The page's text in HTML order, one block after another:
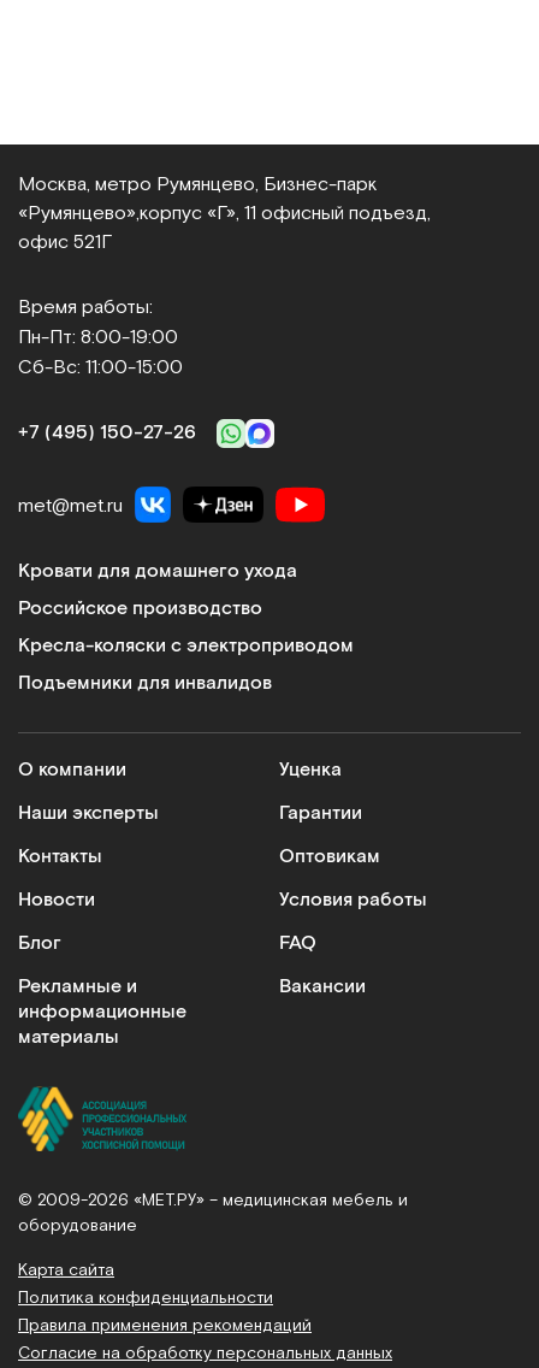
Москва, метро Румянцево, Бизнес‑парк
«Румянцево», корпус «Г», 11 офисный подъезд,
офис 521Г
Время работы:
Пн-Пт: 8:00-19:00
Сб-Вс: 11:00-15:00
+7 (495) 150‑27‑26
met@met.ru
Кровати для домашнего ухода
Российское производство
Кресла-коляски с электроприводом
Подъемники для инвалидов
О компании
Наши эксперты
Контакты
Новости
Блог
Рекламные и
информационные
материалы
Уценка
Гарантии
Оптовикам
Условия работы
FAQ
Вакансии
© 2009-2026 «МЕТ.РУ» – медицинская мебель и
оборудование
Карта сайта
Политика конфиденциальности
Правила применения рекомендаций
Согласие на обработку персональных данных